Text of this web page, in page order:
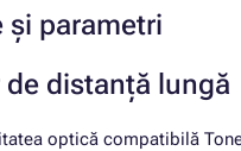
și parametri
distanță lungă
optică compatibilă